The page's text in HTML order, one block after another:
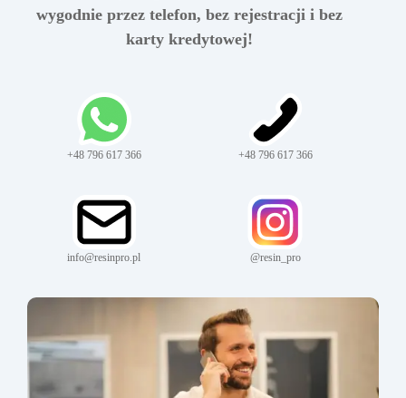
wygodnie przez telefon, bez rejestracji i bez
karty kredytowej!
+48 796 617 366 +48 796 617 366
info@resinpro.pl @resin_pro